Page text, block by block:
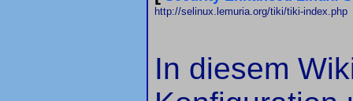
http://selinux.lemuria.org/tiki/tiki-index.php
In diesem